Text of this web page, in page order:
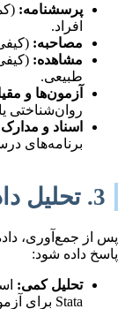
پرسشنامه:
افراد.
مصاحبه:
مشاهده:
طبیعی.
آزمون‌ها و
روان‌شناختی
اسناد و
برنامه‌های
3. تحلیل داده‌ها
پس از جمع‌آوری،
پاسخ داده شود:
تحلیل کمی:
Stata برای آزمون فرضیه‌ها و یافتن الگوها.